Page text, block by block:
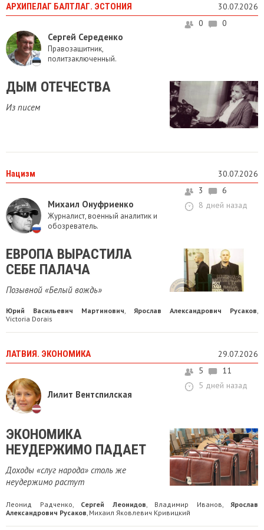
АРХИПЕЛАГ БАЛТЛАГ. ЭСТОНИЯ 30.07.2026
Сергей Середенко
Правозащитник,
политзаключенный.
0 0
ДЫМ ОТЕЧЕСТВА
Из писем
Нацизм 30.07.2026
Михаил Онуфриенко
Журналист, военный аналитик и
обозреватель.
3
6
8 дней назад
ЕВРОПА ВЫРАСТИЛА
СЕБЕ ПАЛАЧА
Позывной «Белый вождь»
Юрий Васильевич Мартинович, Ярослав Александрович Русаков,
Victoria Dorais
ЛАТВИЯ. ЭКОНОМИКА 29.07.2026
Лилит Вентспилская
5
11
5 дней назад
ЭКОНОМИКА
НЕУДЕРЖИМО ПАДАЕТ
Доходы «слуг народа» столь же
неудержимо растут
Леонид Радченко, Сергей Леонидов, Владимир Иванов, Ярослав
Александрович Русаков, Михаил Яковлевич Кривицкий